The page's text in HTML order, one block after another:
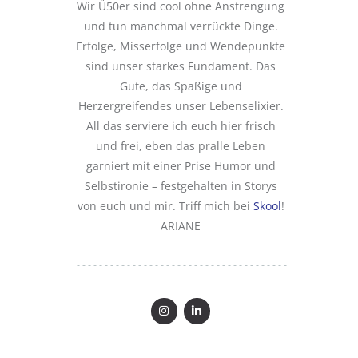
Wir Ü50er sind cool ohne Anstrengung
und tun manchmal verrückte Dinge.
Erfolge, Misserfolge und Wendepunkte
sind unser starkes Fundament. Das
Gute, das Spaßige und
Herzergreifendes unser Lebenselixier.
All das serviere ich euch hier frisch
und frei, eben das pralle Leben
garniert mit einer Prise Humor und
Selbstironie – festgehalten in Storys
von euch und mir. Triff mich bei Skool!
ARIANE